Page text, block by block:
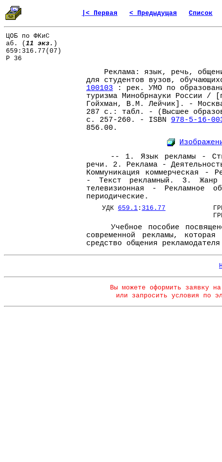
|< Первая < Предыдущая Список
ЦОБ по ФКиС
аб. ( 11 экз. )
659:316.77(07)
Р 36
Реклама: язык, речь,
для студентов вузов,
100103 : рек. УМО по
туризма Минобрнауки России /
Гойхман, В.М. Лейчик]. -
287 с.: табл. - (Высшее
с. 257-260. - ISBN 978-5-16-
856.00.
-- 1. Язык рекламы -
речи. 2. Реклама -
Коммуникация коммерческая -
- Текст рекламный. 3. Жанр
телевизионная - Рекламное
периодические.
УДК 659.1 : 316.77
Учебное пособие посвящено
современной рекламы, которая
средство общения
Вы можете оформить заявку
или запросить условия по